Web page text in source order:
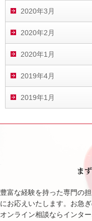
2020年3月
2020年2月
2020年1月
2019年4月
2019年1月
ま
豊富な経験を持った専門の
にお応えいたします。お急
オンライン相談ならインタ